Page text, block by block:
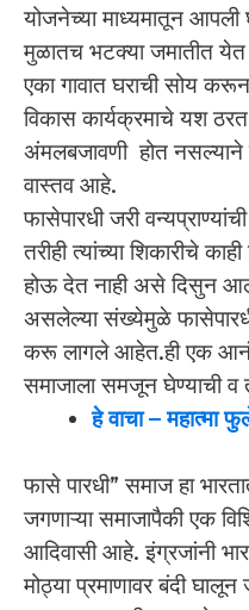
योजनेच्या माध्यमातून
मुळातच भटक्या जमातीत येत
एका गावात घराची सोय
विकास कार्यक्रमाचे यश
अंमलबजावणी होत नसल्याने
वास्तव आहे.
फासेपारधी जरी
तरीही त्यांच्या शिकारीचे
होऊ देत नाही असे दिसुन
असलेल्या संख्येमुळे
करू लागले आहेत.ही एक
समाजाला समजून घेण्याची
हे वाचा– महात्मा
फासे पारधी” समाज हा
जगणाऱ्या समाजापैकी एक
आदिवासी आहे. इंग्रजांनी
मोठ्या प्रमाणावर बंदी